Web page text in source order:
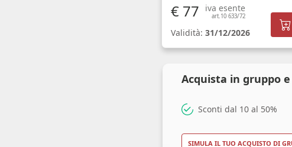
€ 77 iva esente
art.10 633/72
Validità: 31/12/2026
Acquista in gruppo
Sconti dal 10 al 50%
SIMULA IL TUO ACQUISTO DI